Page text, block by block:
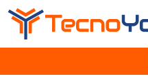
Passa
navigazione
Passa
contenuto
Passa
barra
Passa
piè